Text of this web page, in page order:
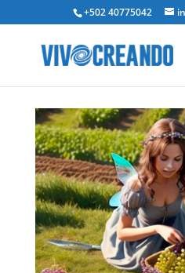
+502 40775042